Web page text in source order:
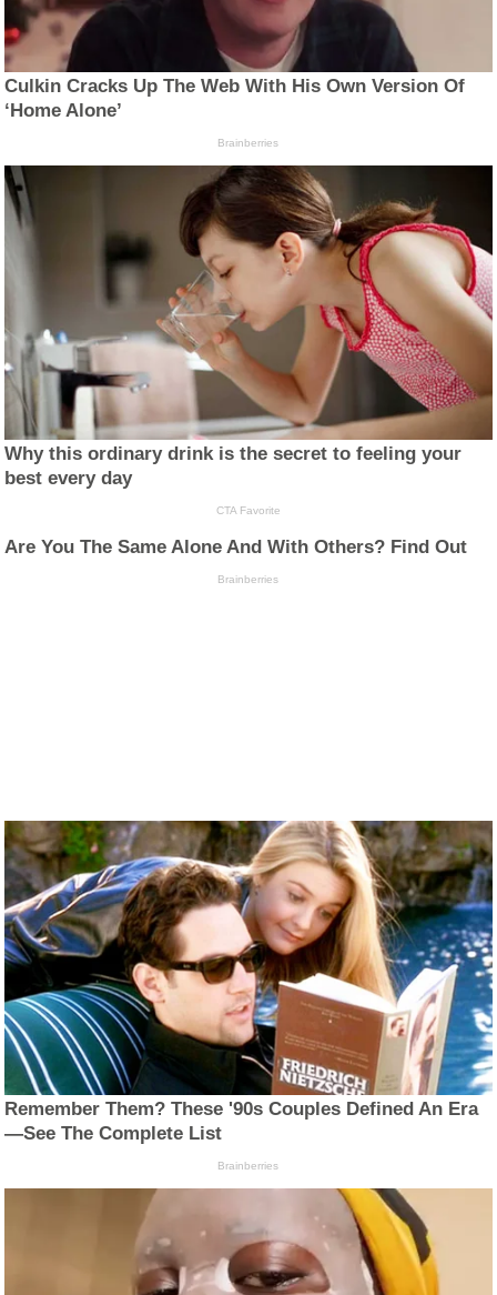
Culkin Cracks Up The Web With His Own Version Of
‘Home Alone’
Brainberries
Why this ordinary drink is the secret to feeling your
best every day
CTA Favorite
Are You The Same Alone And With Others? Find Out
Brainberries
Remember Them? These '90s Couples Defined An Era
—See The Complete List
Brainberries